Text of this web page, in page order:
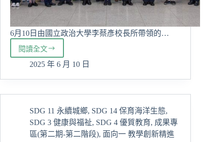
6月10日由國立政治大學李蔡彥校長所帶領的…
閱讀全文
教
育
升
學
通
識
2025 年 6 月 10 日
SDG 11 永續城鄉, SDG 14 保育海洋生態,
SDG 3 健康與福祉, SDG 4 優質教育, 成果專
區(第二期-第二階段), 面向一 教學創新精進